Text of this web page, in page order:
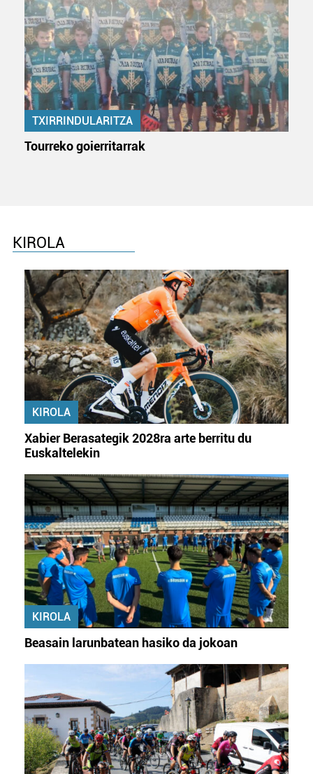
TXIRRINDULARITZA
Tourreko goierritarrak
KIROLA
KIROLA
Xabier Berasategik 2028ra arte berritu du
Euskaltelekin
KIROLA
Beasain larunbatean hasiko da jokoan